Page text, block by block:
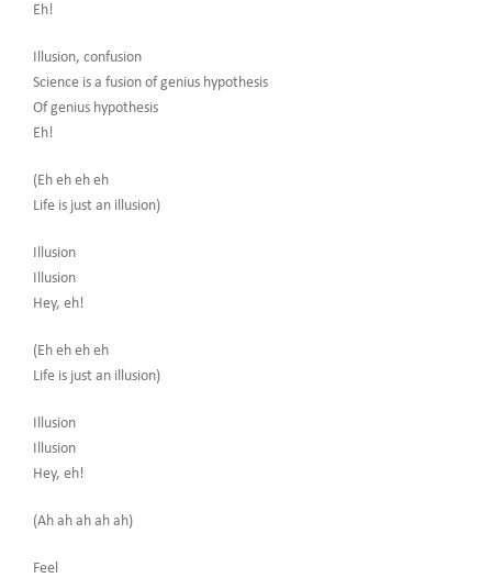
Eh!
Illusion, confusion
Science is a fusion of genius hypothesis
Of genius hypothesis
Eh!
(Eh eh eh eh
Life is just an illusion)
Illusion
Illusion
Hey, eh!
(Eh eh eh eh
Life is just an illusion)
Illusion
Illusion
Hey, eh!
(Ah ah ah ah ah)
Feel